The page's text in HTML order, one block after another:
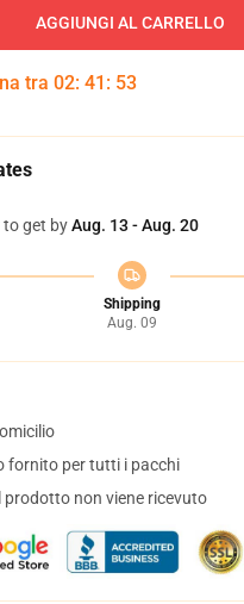
AGGIUNGI AL CARRELLO
tra 02: 41 : 52
to get byAug. 13 - Aug. 20
Shipping
Aug. 09
fornito per tutti i pacchi
prodotto non viene ricevuto